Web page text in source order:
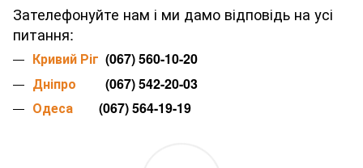
Зателефонуйте нам і ми дамо відповідь на усі
питання:
Кривий Ріг (067) 560-10-20
Дніпро (067) 542-20-03
Одеса (067) 564-19-19